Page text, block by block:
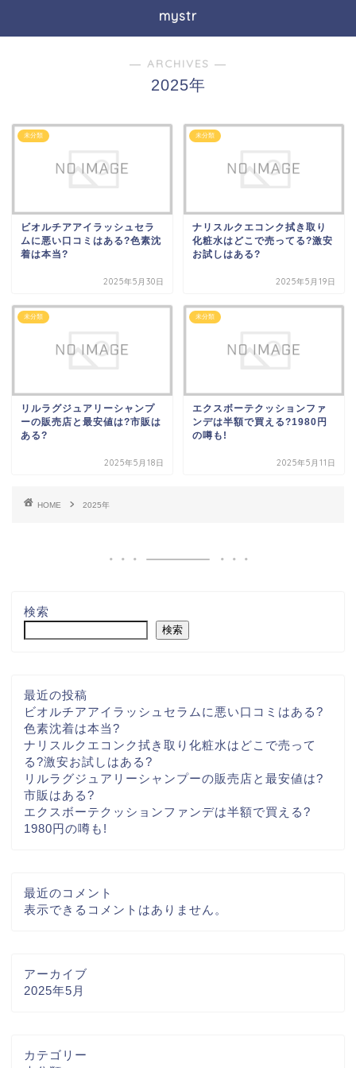
mystr
― ARCHIVES ―
2025年
未分類
ビオルチアアイラッシュセラ
ムに悪い口コミはある?色素沈
着は本当?
2025年5月30日
未分類
ナリスルクエコンク拭き取り
化粧水はどこで売ってる?激安
お試しはある?
2025年5月19日
未分類
リルラグジュアリーシャンプ
ーの販売店と最安値は?市販は
ある?
2025年5月18日
未分類
エクスボーテクッションファ
ンデは半額で買える?1980円
の噂も!
2025年5月11日
HOME 2025年
検索
検索
最近の投稿
ビオルチアアイラッシュセラムに悪い口コミはある?
色素沈着は本当?
ナリスルクエコンク拭き取り化粧水はどこで売って
る?激安お試しはある?
リルラグジュアリーシャンプーの販売店と最安値は?
市販はある?
エクスボーテクッションファンデは半額で買える?
1980円の噂も!
最近のコメント
表示できるコメントはありません。
アーカイブ
2025年5月
カテゴリー